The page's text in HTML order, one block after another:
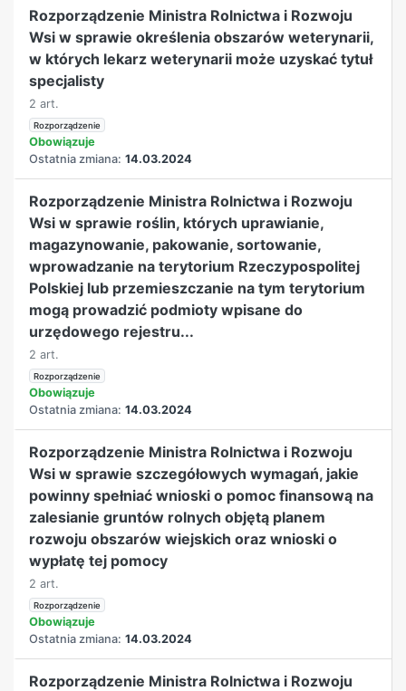
Rozporządzenie Ministra Rolnictwa i Rozwoju
Wsi w sprawie określenia obszarów weterynarii,
w których lekarz weterynarii może uzyskać tytuł
specjalisty
2 art.
Rozporządzenie
Obowiązuje
Ostatnia zmiana: 14.03.2024
Rozporządzenie Ministra Rolnictwa i Rozwoju
Wsi w sprawie roślin, których uprawianie,
magazynowanie, pakowanie, sortowanie,
wprowadzanie na terytorium Rzeczypospolitej
Polskiej lub przemieszczanie na tym terytorium
mogą prowadzić podmioty wpisane do
urzędowego rejestru...
2 art.
Rozporządzenie
Obowiązuje
Ostatnia zmiana: 14.03.2024
Rozporządzenie Ministra Rolnictwa i Rozwoju
Wsi w sprawie szczegółowych wymagań, jakie
powinny spełniać wnioski o pomoc finansową na
zalesianie gruntów rolnych objętą planem
rozwoju obszarów wiejskich oraz wnioski o
wypłatę tej pomocy
2 art.
Rozporządzenie
Obowiązuje
Ostatnia zmiana: 14.03.2024
Rozporządzenie Ministra Rolnictwa i Rozwoju